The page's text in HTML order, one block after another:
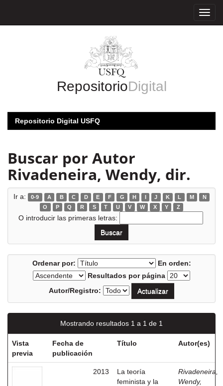
RepositorioDigital
Repositorio Digital USFQ
Buscar por Autor
Rivadeneira, Wendy, dir.
Ir a: 0-9 A B C D E F G H I J K L M
N
O
P Q R S T U V W X Y Z
O introducir las primeras letras:
Ordenar por:
En orden:
Resultados por página
Autor/Registro:
Mostrando resultados 1 a 1 de 1
Vista
previa
Fecha de
publicación
Título Autor(es)
2013
La teoría
feminista y la
Rivadeneira,
Wendy,